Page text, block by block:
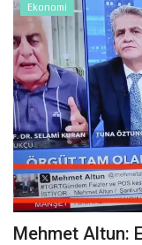
Ekonomi
Mehmet Altun: